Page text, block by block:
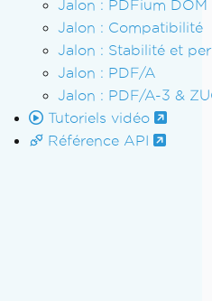
Jalon : PDFium DOM
Jalon : Compatibilité
Jalon : Stabilité et
Jalon : PDF/A
Jalon : PDF/A-3 &
Tutoriels vidéo
Référence API